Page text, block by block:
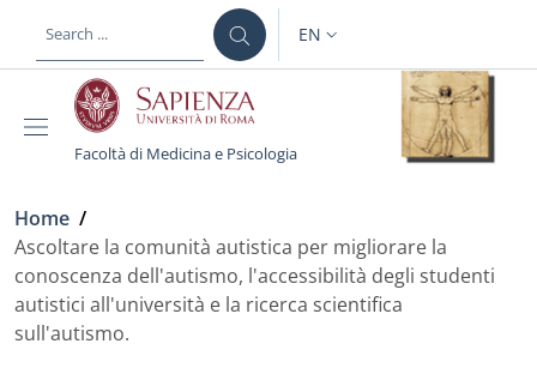
LANGUAGE SWITCHER:
EN
Facoltà di Medicina e Psicologia
Breadcrumb
Home /
Ascoltare la comunità autistica per migliorare la
conoscenza dell'autismo, l'accessibilità degli studenti
autistici all'università e la ricerca scientifica
sull'autismo.